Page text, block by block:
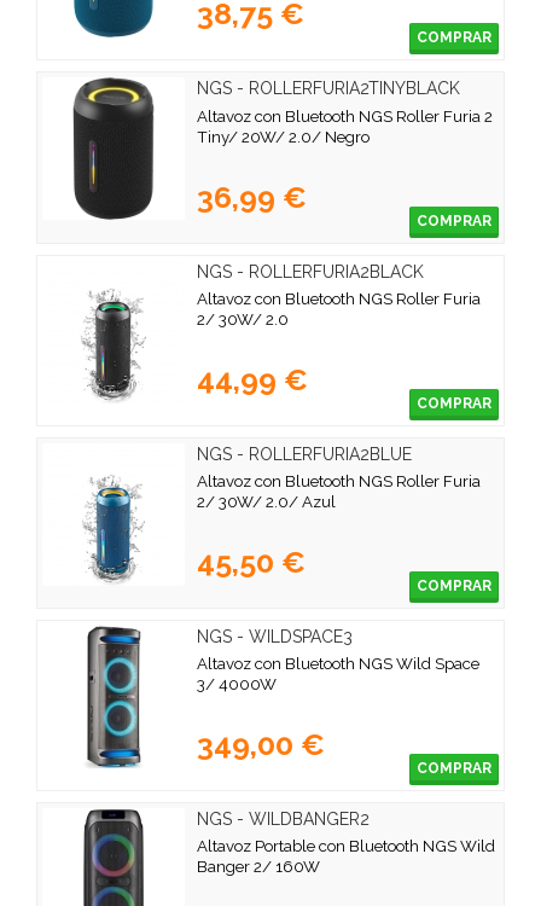
38,75 €
COMPRAR
NGS - ROLLERFURIA2TINYBLACK
Altavoz con Bluetooth NGS Roller Furia 2
Tiny/ 20W/ 2.0/ Negro
36,99 €
COMPRAR
NGS - ROLLERFURIA2BLACK
Altavoz con Bluetooth NGS Roller Furia
2/ 30W/ 2.0
44,99 €
COMPRAR
NGS - ROLLERFURIA2BLUE
Altavoz con Bluetooth NGS Roller Furia
2/ 30W/ 2.0/ Azul
45,50 €
COMPRAR
NGS - WILDSPACE3
Altavoz con Bluetooth NGS Wild Space
3/ 4000W
349,00 €
COMPRAR
NGS - WILDBANGER2
Altavoz Portable con Bluetooth NGS Wild
Banger 2/ 160W